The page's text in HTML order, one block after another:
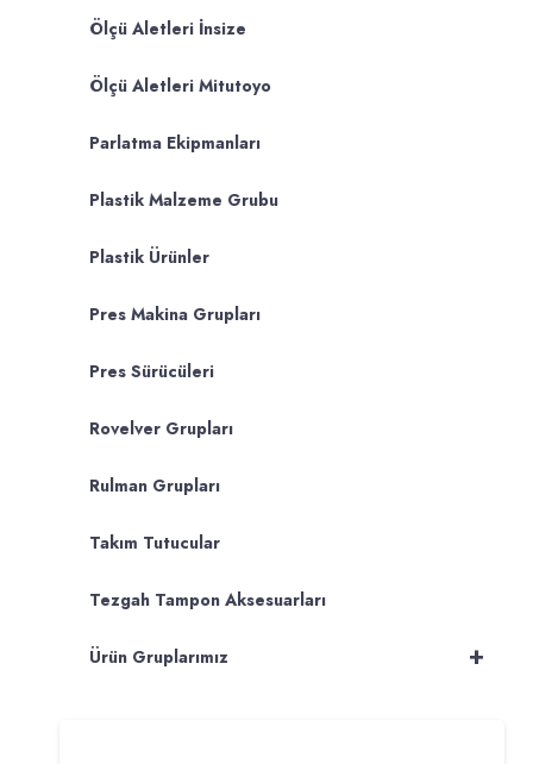
Ölçü Aletleri İnsize
Ölçü Aletleri Mitutoyo
Parlatma Ekipmanları
Plastik Malzeme Grubu
Plastik Ürünler
Pres Makina Grupları
Pres Sürücüleri
Rovelver Grupları
Rulman Grupları
Takım Tutucular
Tezgah Tampon Aksesuarları
+
Ürün Gruplarımız